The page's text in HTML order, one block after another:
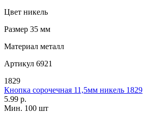
Цвет никель
Размер 35 мм
Материал металл
Артикул 6921
1829
Кнопка сорочечная 11,5мм никель 1829
5.99 р.
Мин. 100 шт